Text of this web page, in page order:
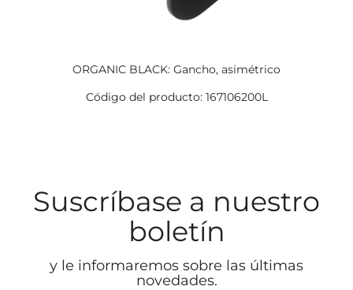
ORGANIC BLACK: Gancho, asimétrico
Código del producto: 167106200L
Suscríbase a nuestro
boletín
y le informaremos sobre las últimas
novedades.